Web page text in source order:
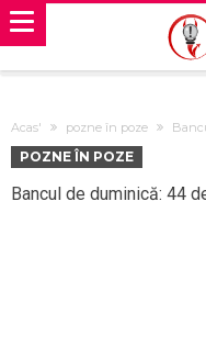
Acas' pozne în poze
POZNE ÎN POZE
Bancul de duminică: 44